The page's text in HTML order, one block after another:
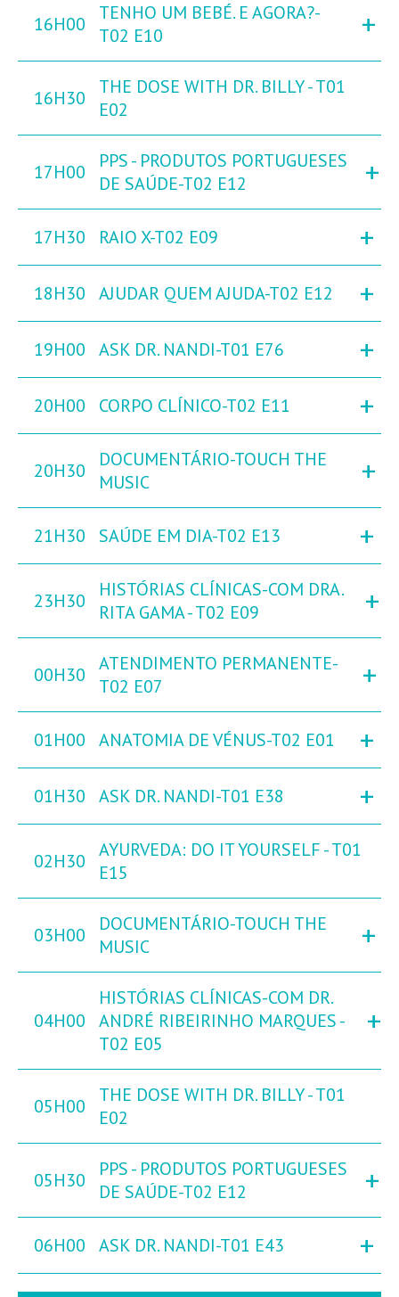
16H00
TENHO UM BEBÉ. E AGORA?-
T02 E10
+
16H30
THE DOSE WITH DR. BILLY - T01
E02
17H00
PPS - PRODUTOS PORTUGUESES
DE SAÚDE-T02 E12
+
17H30 RAIO X-T02 E09 +
18H30 AJUDAR QUEM AJUDA-T02 E12 +
19H00 ASK DR. NANDI-T01 E76 +
20H00 CORPO CLÍNICO-T02 E11 +
20H30
DOCUMENTÁRIO-TOUCH THE
MUSIC
+
21H30 SAÚDE EM DIA-T02 E13 +
23H30
HISTÓRIAS CLÍNICAS-COM DRA.
RITA GAMA - T02 E09
+
00H30
ATENDIMENTO PERMANENTE-
T02 E07
+
01H00 ANATOMIA DE VÉNUS-T02 E01 +
01H30 ASK DR. NANDI-T01 E38 +
02H30
AYURVEDA: DO IT YOURSELF - T01
E15
03H00
DOCUMENTÁRIO-TOUCH THE
MUSIC
+
04H00
HISTÓRIAS CLÍNICAS-COM DR.
ANDRÉ RIBEIRINHO MARQUES -
T02 E05
+
05H00
THE DOSE WITH DR. BILLY - T01
E02
05H30
PPS - PRODUTOS PORTUGUESES
DE SAÚDE-T02 E12
+
06H00 ASK DR. NANDI-T01 E43 +